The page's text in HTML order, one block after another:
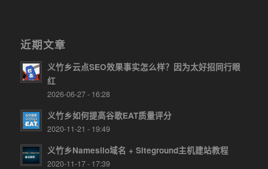
近期文章
义竹乡云点SEO效果事实怎么样？因为太好招同行眼
红
2026-06-27 - 16:28
义竹乡如何提高谷歌EAT质量评分
2020-11-21 - 19:49
义竹乡Namesilo域名 + Siteground主机建站教程
2020-11-17 - 17:39